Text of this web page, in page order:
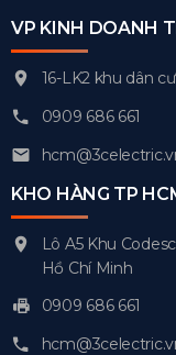
VP KINH DOANH
16-LK2 khu dân
0909 686 661
KHO HÀNG TP
Lô A5 Khu
Hồ Chí Minh
0909 686 661